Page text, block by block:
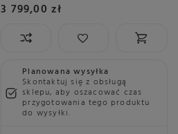
3 799,00 zł
Planowana wysyłka
Skontaktuj się z obsługą
sklepu, aby oszacować czas
przygotowania tego produktu
do wysyłki.